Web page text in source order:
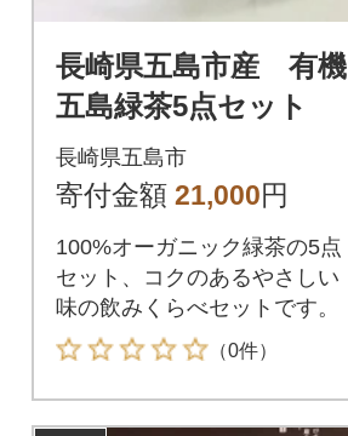
長崎県五島市産 有機
五島緑茶5点セット
長崎県五島市
寄付金額 21,000円
100%オーガニック緑茶の5点
セット、コクのあるやさしい
味の飲みくらべセットです。
（0件）